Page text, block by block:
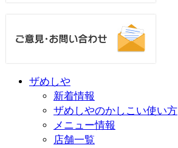
ザめしや
新着情報
ザめしやのかしこい使い方
メニュー情報
店舗一覧